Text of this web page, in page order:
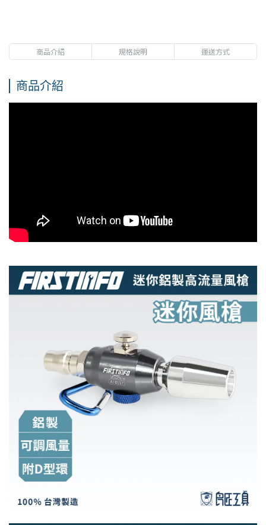
商品介紹 規格說明 運送方式
商品介紹